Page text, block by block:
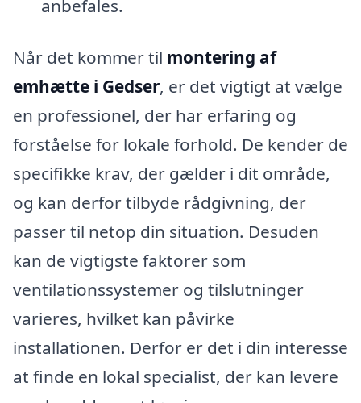
anbefales.
Når det kommer til montering af
emhætte i Gedser, er det vigtigt at vælge
en professionel, der har erfaring og
forståelse for lokale forhold. De kender de
specifikke krav, der gælder i dit område,
og kan derfor tilbyde rådgivning, der
passer til netop din situation. Desuden
kan de vigtigste faktorer som
ventilationssystemer og tilslutninger
varieres, hvilket kan påvirke
installationen. Derfor er det i din interesse
at finde en lokal specialist, der kan levere